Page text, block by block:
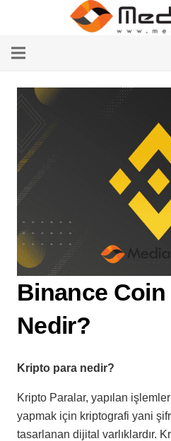
Binance Coin
Nedir?
Kripto para nedir?
Kripto Paralar, yapılan
yapmak için kriptografi yani
tasarlanan dijital varlıklardır.